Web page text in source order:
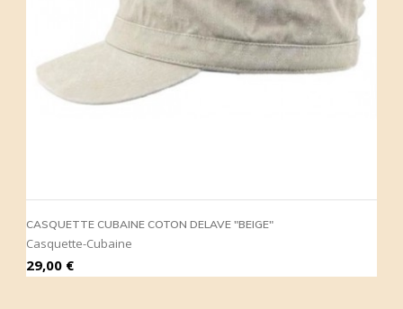
CASQUETTE CUBAINE COTON DELAVE "BEIGE"
Casquette-Cubaine
Prix
29,00 €